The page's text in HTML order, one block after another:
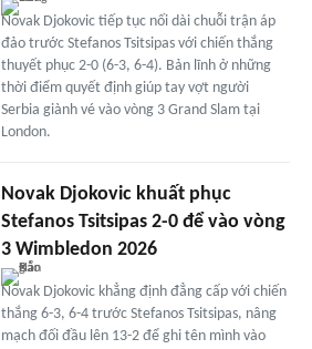
Novak Djokovic tiếp tục nối dài chuỗi trận áp
đảo trước Stefanos Tsitsipas với chiến thắng
thuyết phục 2-0 (6-3, 6-4). Bản lĩnh ở những
thời điểm quyết định giúp tay vợt người
Serbia giành vé vào vòng 3 Grand Slam tại
London.
Novak Djokovic khuất phục
Stefanos Tsitsipas 2-0 để vào vòng
3 Wimbledon 2026
Novak Djokovic khẳng định đẳng cấp với chiến
thắng 6-3, 6-4 trước Stefanos Tsitsipas, nâng
mạch đối đầu lên 13-2 để ghi tên mình vào